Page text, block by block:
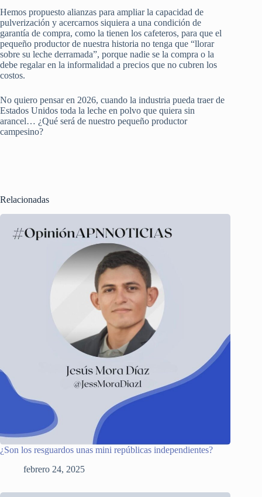
Hemos propuesto alianzas para ampliar la capacidad de
pulverización y acercarnos siquiera a una condición de
garantía de compra, como la tienen los cafeteros, para que el
pequeño productor de nuestra historia no tenga que “llorar
sobre su leche derramada”, porque nadie se la compra o la
debe regalar en la informalidad a precios que no cubren los
costos.
No quiero pensar en 2026, cuando la industria pueda traer de
Estados Unidos toda la leche en polvo que quiera sin
arancel… ¿Qué será de nuestro pequeño productor
campesino?
Relacionadas
¿Son los resguardos unas mini repúblicas independientes?
febrero 24, 2025